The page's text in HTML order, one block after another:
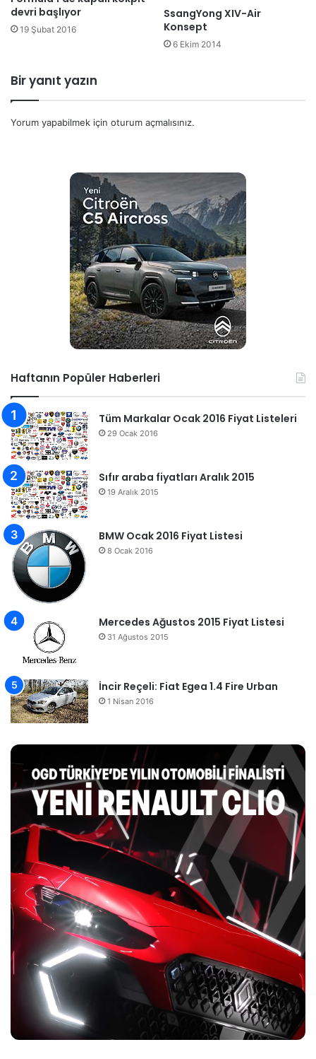
devri başlıyor
19 Şubat 2016
SsangYong XIV-Air
Konsept
6 Ekim 2014
Bir yanıt yazın
Yorum yapabilmek için oturum açmalısınız.
Haftanın Popüler Haberleri
Tüm Markalar Ocak 2016 Fiyat Listeleri
29 Ocak 2016
Sıfır araba fiyatları Aralık 2015
19 Aralık 2015
BMW Ocak 2016 Fiyat Listesi
8 Ocak 2016
Mercedes Ağustos 2015 Fiyat Listesi
31 Ağustos 2015
İncir Reçeli: Fiat Egea 1.4 Fire Urban
1 Nisan 2016